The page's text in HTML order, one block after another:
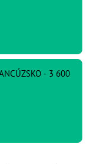
- 3 600